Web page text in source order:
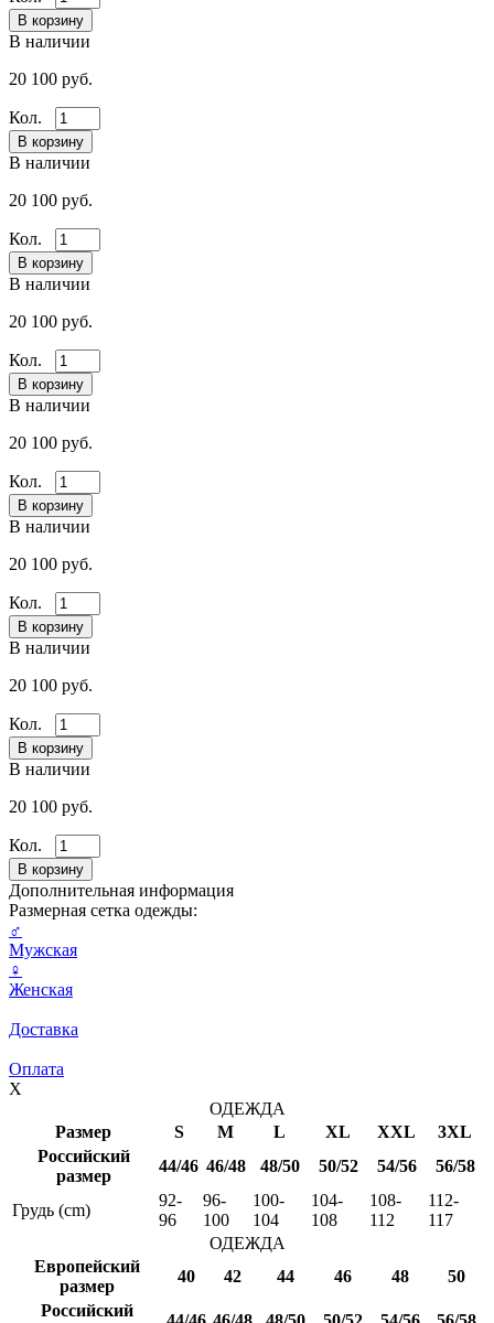
В наличии
20 100 руб.
Кол.
В наличии
20 100 руб.
Кол.
В наличии
20 100 руб.
Кол.
В наличии
20 100 руб.
Кол.
В наличии
20 100 руб.
Кол.
В наличии
20 100 руб.
Кол.
В наличии
20 100 руб.
Кол.
Дополнительная информация
Размерная сетка одежды:
♂
Мужская
♀
Женская
Доставка
Оплата
X
ОДЕЖДА
Размер
S M L XL XXL
3XL
Российский
размер
44/46 46/48 48/50 50/52 54/56 56/58
Грудь (cm)
92-
96
96-
100
100-
104
104-
108
108-
112
112-
117
ОДЕЖДА
Европейский
размер
40 42 44 46 48
50
Российский